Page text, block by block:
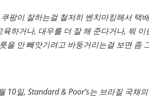
팡이 잘하는걸 철저히 벤치마킹해서 택
육하거나, 대우를 더 잘 해 준다거나, 뭐
을 안 빼앗기려고 바둥거리는걸 보면 좀
10일, Standard & Poor’s는 브라질 국채